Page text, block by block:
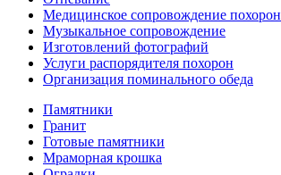
Медицинское сопровождение похорон
Музыкальное сопровождение
Изготовлений фотографий
Услуги распорядителя похорон
Организация поминального обеда
Памятники
Гранит
Готовые памятники
Мраморная крошка